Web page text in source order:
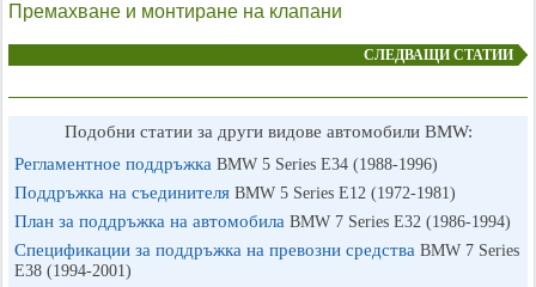
Премахване и монтиране на клапани
СЛЕДВАЩИ СТАТИИ
Подобни статии за други видове автомобили BMW:
Регламентное поддръжка BMW 5 Series E34 (1988-1996)
Поддръжка на съединителя BMW 5 Series E12 (1972-1981)
План за поддръжка на автомобила BMW 7 Series E32 (1986-1994)
Спецификации за поддръжка на превозни средства BMW 7 Series
E38 (1994-2001)